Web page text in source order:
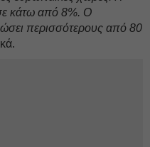
κάτω από 8%. Ο
περισσότερους από 80